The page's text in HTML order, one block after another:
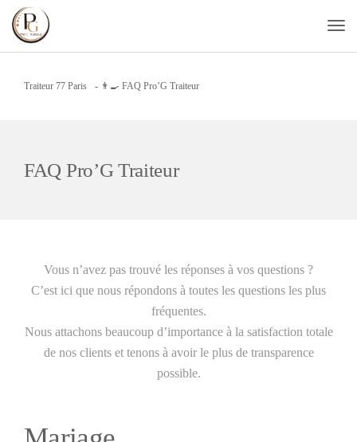
Traiteur 77 Paris - 👨‍🍳 FAQ Pro’G Traiteur
FAQ Pro’G Traiteur
Vous n’avez pas trouvé les réponses à vos questions ?
C’est ici que nous répondons à toutes les questions les plus
fréquentes.
Nous attachons beaucoup d’importance à la satisfaction totale
de nos clients et tenons à avoir le plus de transparence
possible.